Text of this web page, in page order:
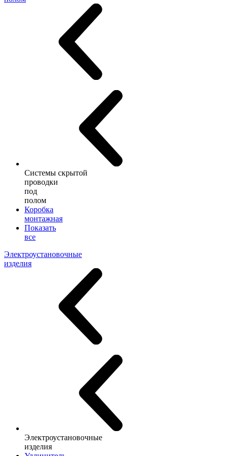
Системы скрытой
проводки
под
полом
Коробка
монтажная
Показать
все
Электроустановочные
изделия
Электроустановочные
изделия